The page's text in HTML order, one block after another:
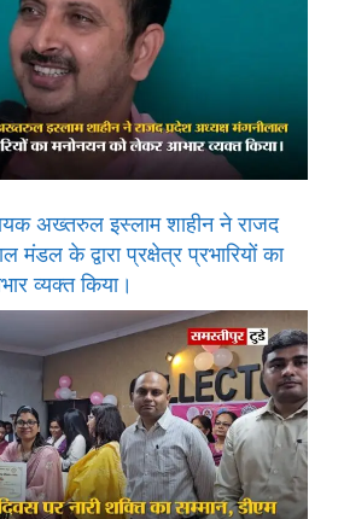
अख्तरुल इस्लाम शाहीन ने राजद
मंडल के द्वारा प्रक्षेत्र प्रभारियों का
व्यक्त किया।